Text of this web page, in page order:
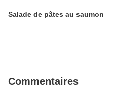
Salade de pâtes au saumon
Commentaires